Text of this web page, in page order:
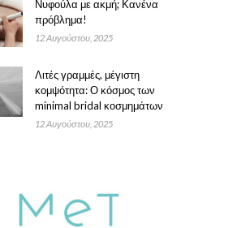
Νυφούλα με ακμή; Κανένα
πρόβλημα!
12 Αυγούστου, 2025
Λιτές γραμμές, μέγιστη
κομψότητα: Ο κόσμος των
minimal bridal κοσμημάτων
12 Αυγούστου, 2025